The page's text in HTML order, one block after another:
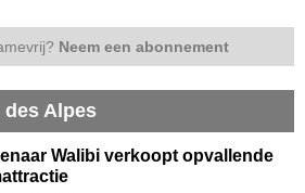
Neem een abonnement
des Alpes
Walibi verkoopt opvallende